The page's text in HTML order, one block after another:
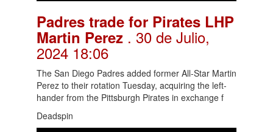
Padres trade for Pirates LHP
Martin Perez . 30 de Julio,
2024 18:06
The San Diego Padres added former All-Star Martin
Perez to their rotation Tuesday, acquiring the left-
hander from the Pittsburgh Pirates in exchange f
Deadspin